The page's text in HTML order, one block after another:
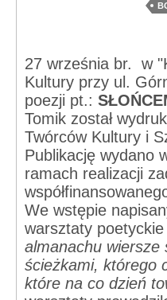
27 września br. w
Kultury przy ul.
poezji pt.:
Tomik został
Twórców Kultury i
Publikację wydano
ramach realizacji
We wstępie
warsztaty
almanachu wiersze
ścieżkami, którego
które na co dzień